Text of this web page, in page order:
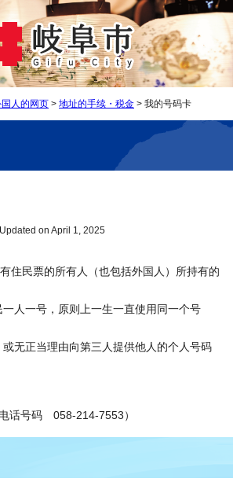
人的网页 > 地址的手续・税金 > 我的号码卡
Updated on April 1, 2025
住民票的所有人（也包括外国人）所持有的
人一号，原则上一生一直使用同一个号
无正当理由向第三人提供他人的个人号码
话号码 058-214-7553）